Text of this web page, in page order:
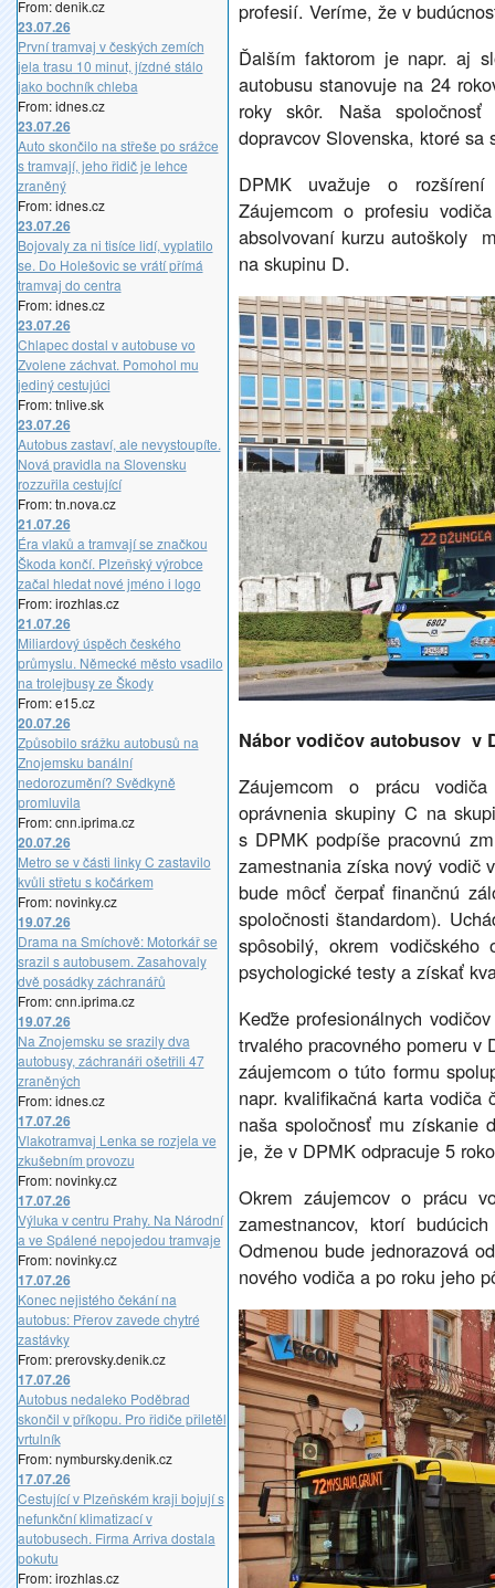
From: denik.cz
23.07.26
První tramvaj v českých zemích
jela trasu 10 minut, jízdné stálo
jako bochník chleba
From: idnes.cz
23.07.26
Auto skončilo na střeše po srážce
s tramvají, jeho řidič je lehce
zraněný
From: idnes.cz
23.07.26
Bojovaly za ni tisíce lidí, vyplatilo
se. Do Holešovic se vrátí přímá
tramvaj do centra
From: idnes.cz
23.07.26
Chlapec dostal v autobuse vo
Zvolene záchvat. Pomohol mu
jediný cestujúci
From: tnlive.sk
23.07.26
Autobus zastaví, ale nevystoupíte.
Nová pravidla na Slovensku
rozzuřila cestující
From: tn.nova.cz
21.07.26
Éra vlaků a tramvají se značkou
Škoda končí. Plzeňský výrobce
začal hledat nové jméno i logo
From: irozhlas.cz
21.07.26
Miliardový úspěch českého
průmyslu. Německé město vsadilo
na trolejbusy ze Škody
From: e15.cz
20.07.26
Způsobilo srážku autobusů na
Znojemsku banální
nedorozumění? Svědkyně
promluvila
From: cnn.iprima.cz
20.07.26
Metro se v části linky C zastavilo
kvůli střetu s kočárkem
From: novinky.cz
19.07.26
Drama na Smíchově: Motorkář se
srazil s autobusem. Zasahovaly
dvě posádky záchranářů
From: cnn.iprima.cz
19.07.26
Na Znojemsku se srazily dva
autobusy, záchranáři ošetřili 47
zraněných
From: idnes.cz
17.07.26
Vlakotramvaj Lenka se rozjela ve
zkušebním provozu
From: novinky.cz
17.07.26
Výluka v centru Prahy. Na Národní
a ve Spálené nepojedou tramvaje
From: novinky.cz
17.07.26
Konec nejistého čekání na
autobus: Přerov zavede chytré
zastávky
From: prerovsky.denik.cz
17.07.26
Autobus nedaleko Poděbrad
skončil v příkopu. Pro řidiče přiletěl
vrtulník
From: nymbursky.denik.cz
17.07.26
Cestující v Plzeňském kraji bojují s
nefunkční klimatizací v
autobusech. Firma Arriva dostala
pokutu
From: irozhlas.cz
profesií. Veríme, že v
Ďalším faktorom je napr. aj
autobusu stanovuje na 24
roky skôr. Naša
dopravcov Slovenska, ktoré
DPMK uvažuje o rozšírení
Záujemcom o profesiu
absolvovaní kurzu autoškoly
na skupinu D.
Nábor vodičov autobusov v
Záujemcom o prácu
oprávnenia skupiny C na
s DPMK podpíše pracovnú
zamestnania získa nový vodič
bude môcť čerpať finančnú
spoločnosti štandardom).
spôsobilý, okrem
psychologické testy a získať
Keďže profesionálnych
trvalého pracovného pomeru
záujemcom o túto formu
napr. kvalifikačná karta
naša spoločnosť mu získanie
je, že v DPMK odpracuje 5
Okrem záujemcov o prácu
zamestnancov, ktorí
Odmenou bude jednorazová
nového vodiča a po roku jeho